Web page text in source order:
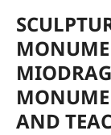
AND